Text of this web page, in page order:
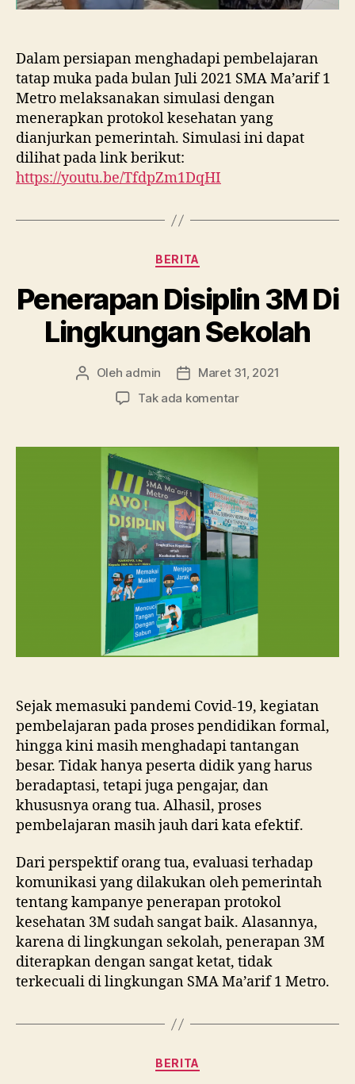
Dalam persiapan menghadapi pembelajaran
tatap muka pada bulan Juli 2021 SMA Ma’arif 1
Metro melaksanakan simulasi dengan
menerapkan protokol kesehatan yang
dianjurkan pemerintah. Simulasi ini dapat
dilihat pada link berikut:
https://youtu.be/TfdpZm1DqHI
Kategori
BERITA
Penerapan Disiplin 3M Di
Lingkungan Sekolah
Penulis
artikel
Oleh admin
Tanggal
artikel
Maret 31, 2021
Tak ada komentarpada
3M
Sekolah
Sejak memasuki pandemi Covid-19, kegiatan
pembelajaran pada proses pendidikan formal,
hingga kini masih menghadapi tantangan
besar. Tidak hanya peserta didik yang harus
beradaptasi, tetapi juga pengajar, dan
khususnya orang tua. Alhasil, proses
pembelajaran masih jauh dari kata efektif.
Dari perspektif orang tua, evaluasi terhadap
komunikasi yang dilakukan oleh pemerintah
tentang kampanye penerapan protokol
kesehatan 3M sudah sangat baik. Alasannya,
karena di lingkungan sekolah, penerapan 3M
diterapkan dengan sangat ketat, tidak
terkecuali di lingkungan SMA Ma’arif 1 Metro.
Kategori
BERITA